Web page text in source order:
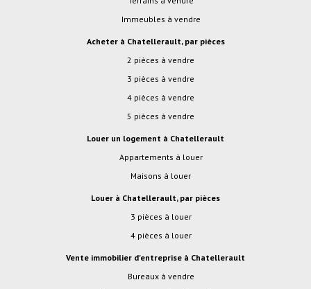
Immeubles à vendre
Acheter à Chatellerault, par pièces
2 pièces à vendre
3 pièces à vendre
4 pièces à vendre
5 pièces à vendre
Louer un logement à Chatellerault
Appartements à louer
Maisons à louer
Louer à Chatellerault, par pièces
3 pièces à louer
4 pièces à louer
Vente immobilier d'entreprise à Chatellerault
Bureaux à vendre